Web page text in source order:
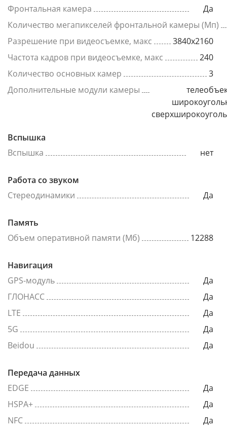
Фронтальная камера
Да
Количество мегапикселей фронтальной камеры (Мп)
Разрешение при видеосъемке, макс
3840x2160
Частота кадров при видеосъемке, макс
240
Количество основных камер
3
Дополнительные модули камеры
Вспышка
Вспышка
нет
Работа со звуком
Стереодинамики
Да
Память
Объем оперативной памяти (Мб)
12288
Навигация
GPS-модуль
Да
ГЛОНАСС
Да
LTE
Да
5G
Да
Beidou
Да
Передача данных
EDGE
Да
HSPA+
Да
NFC
Да